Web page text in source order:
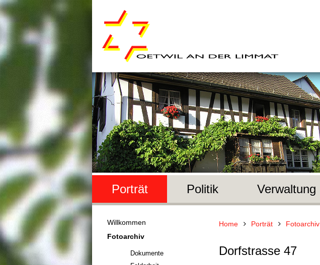
Porträt Politik Verwaltung
Willkommen
Fotoarchiv
Dokumente
Home Porträt Fotoarchiv
Dorfstrasse 47